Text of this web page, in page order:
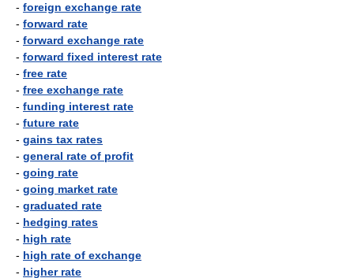
- foreign exchange rate
- forward rate
- forward exchange rate
- forward fixed interest rate
- free rate
- free exchange rate
- funding interest rate
- future rate
- gains tax rates
- general rate of profit
- going rate
- going market rate
- graduated rate
- hedging rates
- high rate
- high rate of exchange
- higher rate